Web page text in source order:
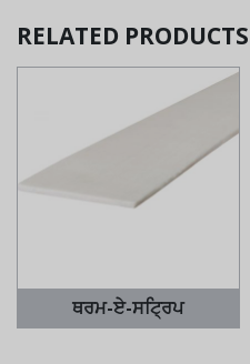
RELATED PRODUCTS
ਥਰਮ-ਏ-ਸਟ੍ਰਿਪ